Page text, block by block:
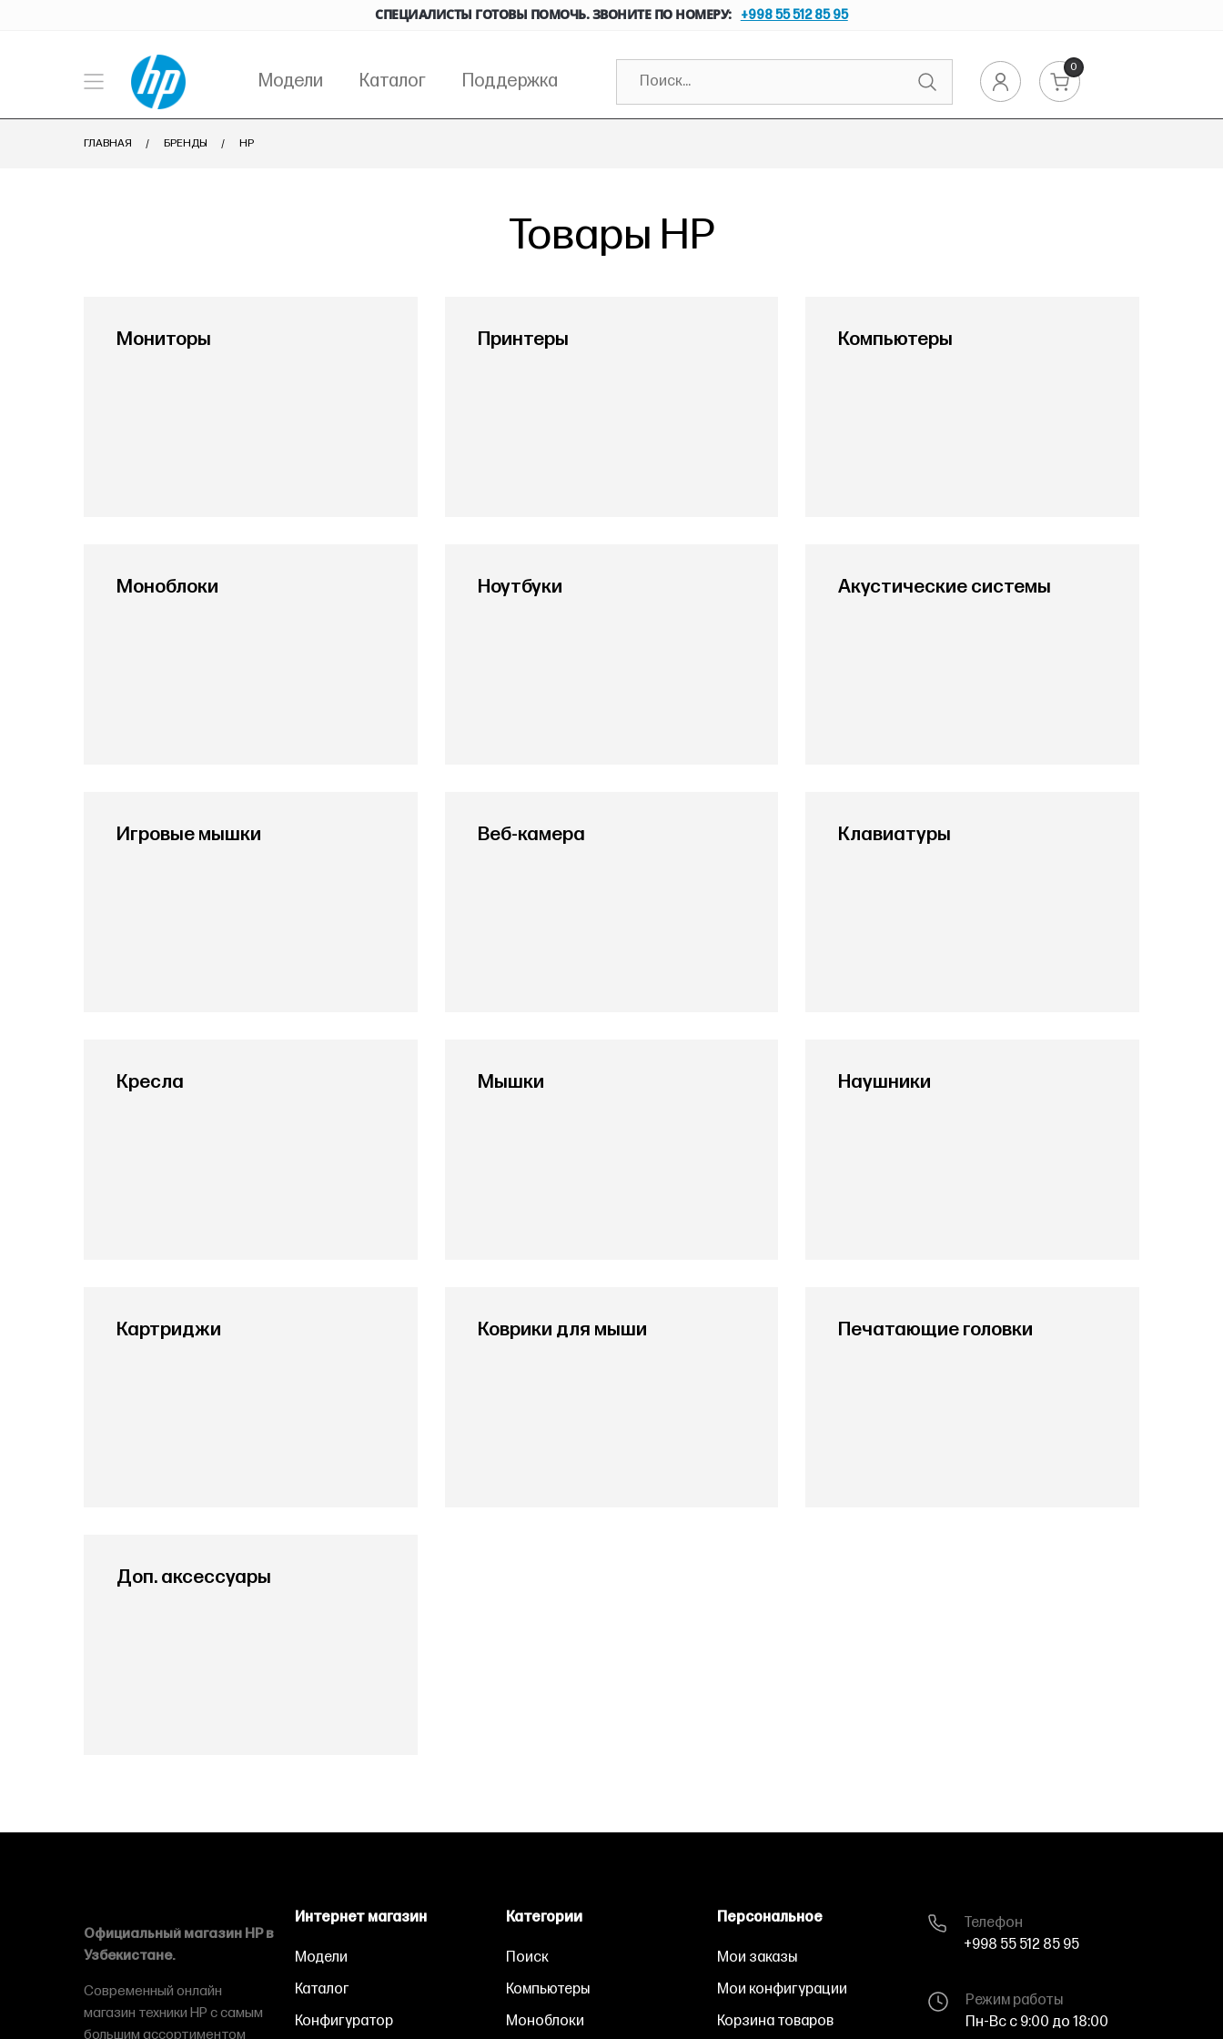
СПЕЦИАЛИСТЫ ГОТОВЫ ПОМОЧЬ. ЗВОНИТЕ ПО НОМЕРУ: +998 55 512 85 95
Модели Каталог Поддержка
0
ГЛАВНАЯ БРЕНДЫ HP
Товары HP
Мониторы Принтеры Компьютеры
Моноблоки Ноутбуки Акустические системы
Игровые мышки Веб-камера Клавиатуры
Кресла Мышки Наушники
Картриджи Коврики для мыши Печатающие головки
Доп. аксессуары
Официальный магазин HP в
Узбекистане.
Современный онлайн
магазин техники HP с самым
большим ассортиментом
Интернет магазин
Модели
Каталог
Конфигуратор
Категории
Поиск
Компьютеры
Моноблоки
Персональное
Мои заказы
Мои конфигурации
Корзина товаров
Телефон
+998 55 512 85 95
Режим работы
Пн-Вс с 9:00 до 18:00